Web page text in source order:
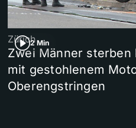
2 Min
Zürich
Zwei Männer sterben
mit gestohlenem
Oberengstringen